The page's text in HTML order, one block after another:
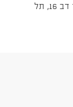
מרכז הקהילה אריק איינשטיין, הוז דב 16, תל